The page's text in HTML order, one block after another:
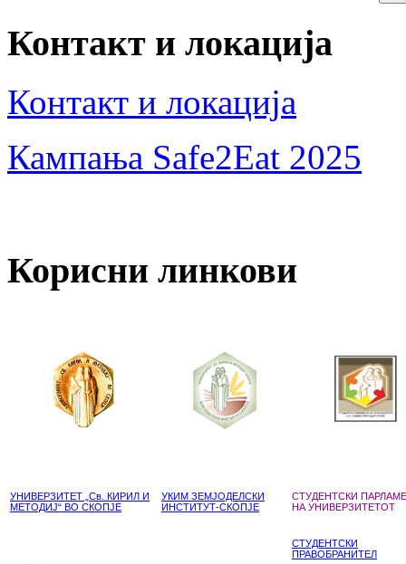
Контакт и локација
Контакт и локација
Кампања Safe2Eat 2025
Корисни линкови
УНИВЕРЗИТЕТ „Св. КИРИЛ И
МЕТОДИЈ“ ВО СКОПЈЕ
УКИМ ЗЕМЈОДЕЛСКИ
ИНСТИТУТ-СКОПЈЕ
СТУДЕНТСКИ
НА УНИВЕРЗИТЕТОТ
СТУДЕНТСКИ
ПРАВОБРАНИТЕЛ